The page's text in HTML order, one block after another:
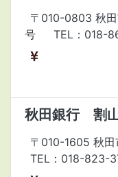
〒010-0803 秋田
号
TEL：018-
秋田銀行 割
〒010-1605 秋
TEL：018-823-